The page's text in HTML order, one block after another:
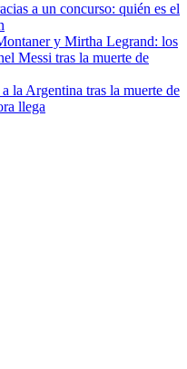
a un concurso: quién es el
y Mirtha Legrand: los
Messi tras la muerte de
la Argentina tras la muerte de
llega